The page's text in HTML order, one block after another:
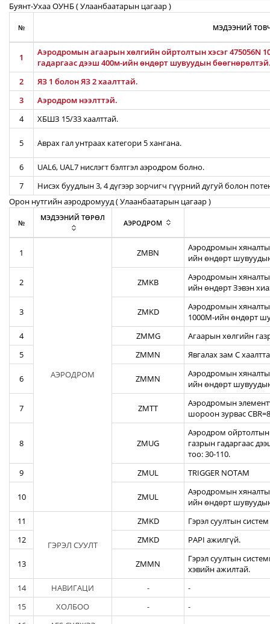
Буянт-Ухаа ОУНБ ( Улаанбаатарын цагаар )
№ МЭДЭЭНИЙ
1
Аэродромын агаарын хөлгийн ойртолтын хэсэг 475056N
гадаргаас дээш 400м-ийн өндөрт шувуудын
2
ЯЗ 1 болон ЯЗ 2 хаалттай.
3
Аэродром нээлттэй.
4
ХБШЗ 15/33 хаалттай.
5 Аврах гал унтраах категори 5 хангана.
6
UAL6, UAL7 нислэгт бэлтгэл аэродром болно.
7
Нисэх буудлын 3, 4 дүгээр зорчигч гүүрний дугуй болон
Орон нутгийн аэродромууд ( Улаанбаатарын цагаар )
№
МЭДЭЭНИЙ ТӨРӨЛ
АЭРОДРОМ
1
АЭРОДРОМ
ZMBN
Аэродромын
ийн өндөрт
2 ZMKB
Аэродромын
ийн өндөрт Зэвэн
3 ZMKD
Аэродромын
1000М-ийн өндөрт
4
ZMMG
Агаарын хөлгийн
5
ZMMN Явгалах зам С
6 ZMMN
Аэродромын
ийн өндөрт
7 ZMTT
Аэродромын
шороон зурвас
8 ZMUG
Аэродром ойртолтын
газрын гадаргаас
тоо: 30-110.
9
ZMUL TRIGGER NOTAM
10 ZMUL
Аэродромын
ийн өндөрт
11
ГЭРЭЛ СУУЛТ
ZMKD
Гэрэл суултын
12
ZMKD PAPI ажилгүй.
13 ZMMN
Гэрэл суултын
хэвийн ажилтай.
14
НАВИГАЦИ -
-
15
ХОЛБОО -
-